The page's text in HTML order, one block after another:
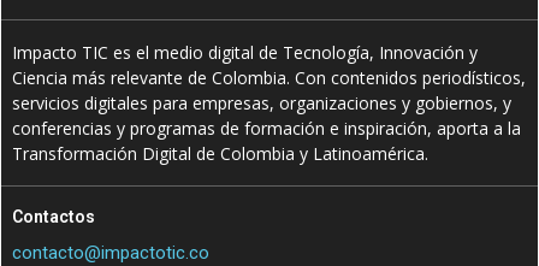
Impacto TIC es el medio digital de Tecnología, Innovación y
Ciencia más relevante de Colombia. Con contenidos periodísticos,
servicios digitales para empresas, organizaciones y gobiernos, y
conferencias y programas de formación e inspiración, aporta a la
Transformación Digital de Colombia y Latinoamérica.
Contactos
contacto@impactotic.co